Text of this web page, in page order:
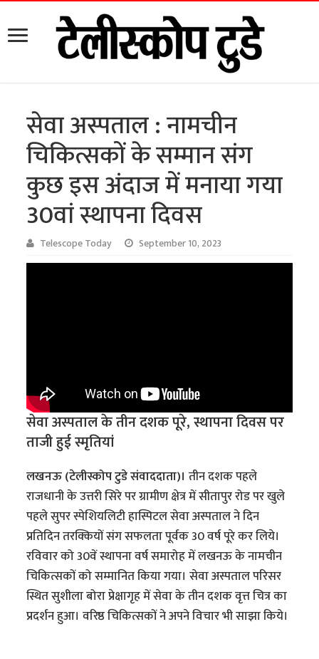
सेवा अस्पताल : नामचीन
चिकित्सकों के सम्मान संग
कुछ इस अंदाज में मनाया गया
30वां स्थापना दिवस
Telescope Today September 10, 2023
सेवा अस्पताल के तीन दशक पूरे, स्थापना दिवस पर
ताजी हुई स्मृतियां
लखनऊ (टेलीस्कोप टुडे संवाददाता)।तीन दशक पहले
राजधानी के उत्तरी सिरे पर ग्रामीण क्षेत्र में सीतापुर रोड पर खुले
पहले सुपर स्पेशियलिटी हास्पिटल सेवा अस्पताल ने दिन
प्रतिदिन तरक्कियों संग सफलता पूर्वक 30 वर्ष पूरे कर लिये।
रविवार को 30वें स्थापना वर्ष समारोह में लखनऊ के नामचीन
चिकित्सकों को सम्मानित किया गया। सेवा अस्पताल परिसर
स्थित सुशीला बोरा प्रेक्षागृह में सेवा के तीन दशक वृत्त चित्र का
प्रदर्शन हुआ। वरिष्ठ चिकित्सकों ने अपने विचार भी साझा किये।